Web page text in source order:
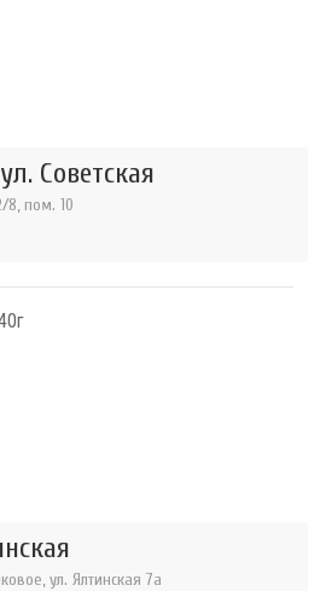
Советская
8, пом. 10
ул. Ялтинская 7а